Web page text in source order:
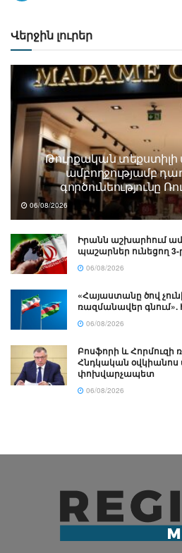
Վերջին լուրեր
Թուրքական
ամբողջությամբ
գործունեությունը
06/08/2026
Իրանն աշխարհում
պաշարներ ունեցող 3-
06/08/2026
«Հայաստանը ծով
ռազմանավեր
06/08/2026
Բոսֆորի և Հորմուզի
Հնդկական օվկիանոս
փոխվարչապետ
06/08/2026